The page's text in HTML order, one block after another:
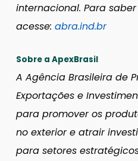
internacional. Para saber
acesse: abra.ind.br
Sobre a ApexBrasil
A Agência Brasileira de
Exportações e
para promover os
no exterior e atrair
para setores